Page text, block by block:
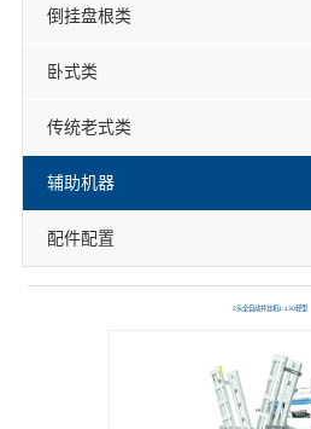
倒挂盘根类
卧式类
传统老式类
辅助机器
配件配置
2头全自动并丝机1-130轻型